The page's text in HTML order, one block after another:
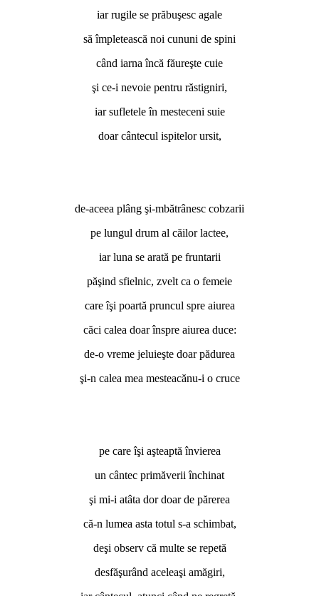
iar rugile se prăbuşesc agale
să împletească noi cununi de spini
când iarna încă făureşte cuie
şi ce-i nevoie pentru răstigniri,
iar sufletele în mesteceni suie
doar cântecul ispitelor ursit,
de-aceea plâng şi-mbătrânesc cobzarii
pe lungul drum al căilor lactee,
iar luna se arată pe fruntarii
păşind sfielnic, zvelt ca o femeie
care îşi poartă pruncul spre aiurea
căci calea doar înspre aiurea duce:
de-o vreme jeluieşte doar pădurea
şi-n calea mea mesteacănu-i o cruce
pe care îşi aşteaptă învierea
un cântec primăverii închinat
şi mi-i atâta dor doar de părerea
că-n lumea asta totul s-a schimbat,
deşi observ că multe se repetă
desfăşurând aceleaşi amăgiri,